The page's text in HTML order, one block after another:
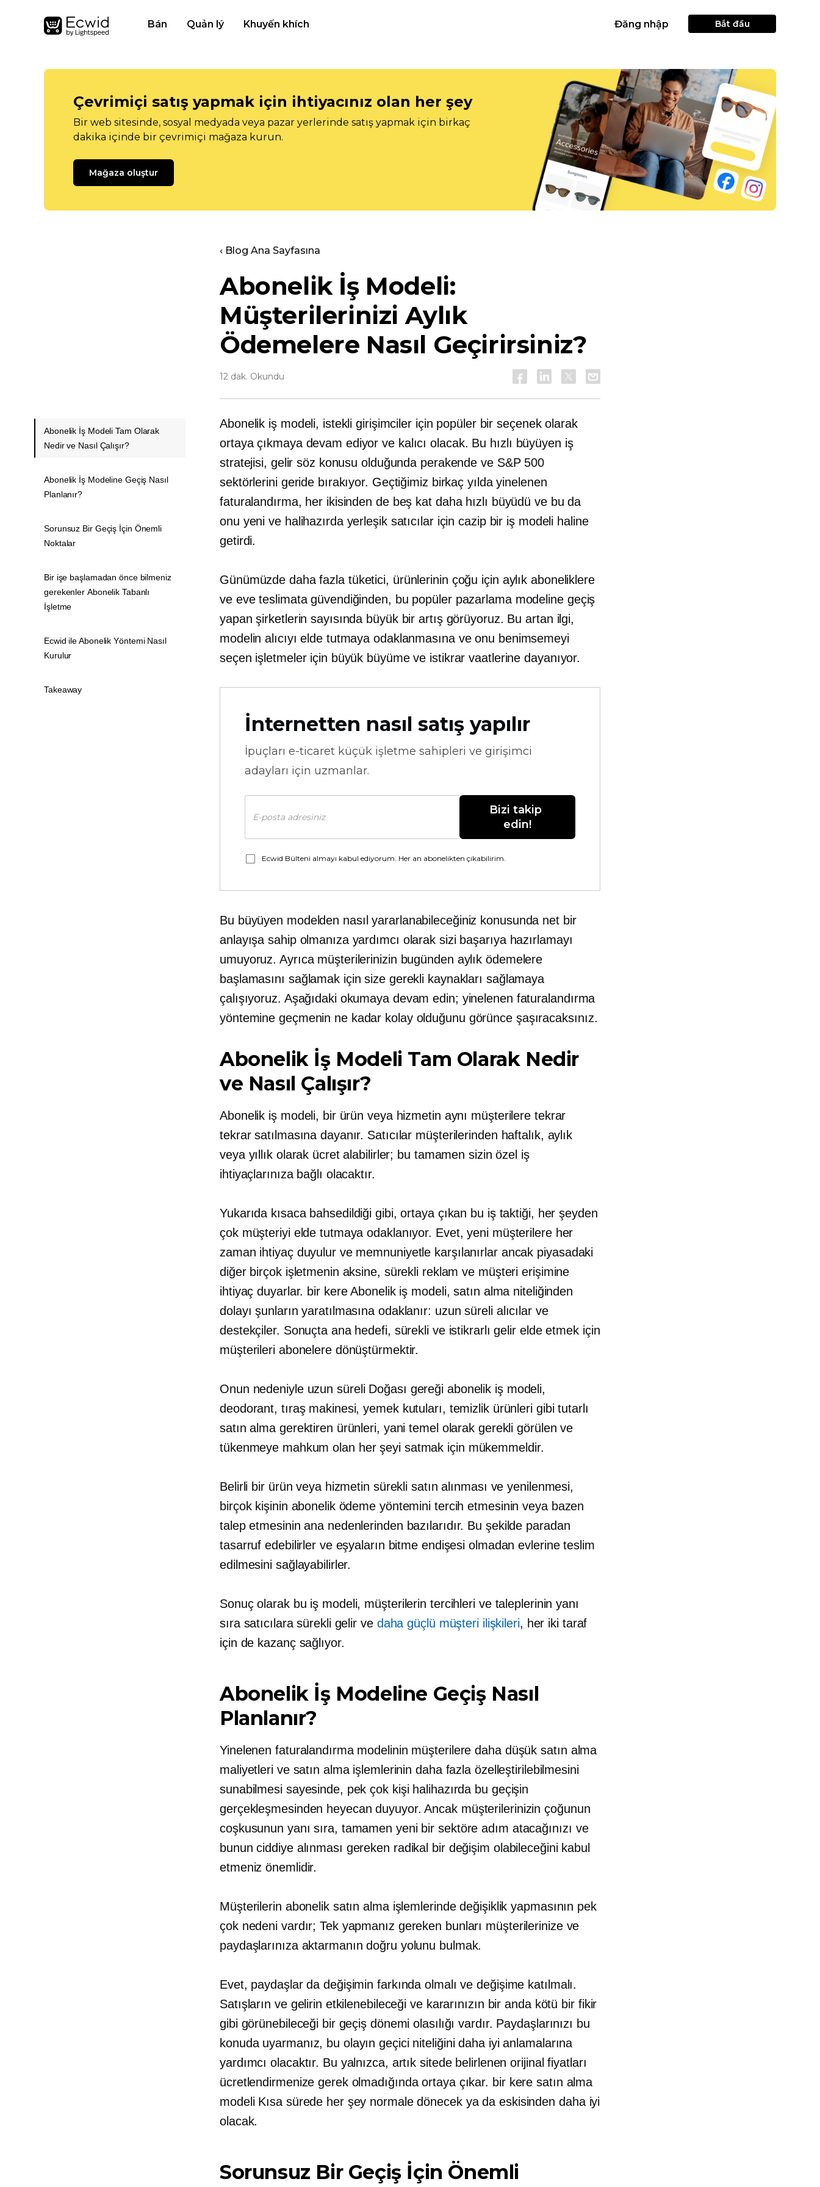
Bán Quản lý Khuyến khích Đăng nhập Bắt đầu
Çevrimiçi satış yapmak için ihtiyacınız olan her şey
Bir web sitesinde, sosyal medyada veya pazar yerlerinde satış yapmak için birkaç
dakika içinde bir çevrimiçi mağaza kurun.
Mağaza oluştur
‹ Blog Ana Sayfasına
Abonelik İş Modeli:
Müşterilerinizi Aylık
Ödemelere Nasıl Geçirirsiniz?
12 dak. Okundu
Abonelik iş modeli, istekli girişimciler için popüler bir seçenek olarak
ortaya çıkmaya devam ediyor ve kalıcı olacak. Bu hızlı büyüyen iş
stratejisi, gelir söz konusu olduğunda perakende ve S&P 500
sektörlerini geride bırakıyor. Geçtiğimiz birkaç yılda yinelenen
faturalandırma, her ikisinden de beş kat daha hızlı büyüdü ve bu da
onu yeni ve halihazırda yerleşik satıcılar için cazip bir iş modeli haline
getirdi.
Günümüzde daha fazla tüketici, ürünlerinin çoğu için aylık aboneliklere
ve eve teslimata güvendiğinden, bu popüler pazarlama modeline geçiş
yapan şirketlerin sayısında büyük bir artış görüyoruz. Bu artan ilgi,
modelin alıcıyı elde tutmaya odaklanmasına ve onu benimsemeyi
seçen işletmeler için büyük büyüme ve istikrar vaatlerine dayanıyor.
İnternetten nasıl satış yapılır
İpuçları e-ticaret küçük işletme sahipleri ve girişimci
adayları için uzmanlar.
Bizi takip
edin!
Ecwid Bülteni almayı kabul ediyorum. Her an abonelikten çıkabilirim.
Bu büyüyen modelden nasıl yararlanabileceğiniz konusunda net bir
anlayışa sahip olmanıza yardımcı olarak sizi başarıya hazırlamayı
umuyoruz. Ayrıca müşterilerinizin bugünden aylık ödemelere
başlamasını sağlamak için size gerekli kaynakları sağlamaya
çalışıyoruz. Aşağıdaki okumaya devam edin; yinelenen faturalandırma
yöntemine geçmenin ne kadar kolay olduğunu görünce şaşıracaksınız.
Abonelik İş Modeli Tam Olarak Nedir
ve Nasıl Çalışır?
Abonelik iş modeli, bir ürün veya hizmetin aynı müşterilere tekrar
tekrar satılmasına dayanır. Satıcılar müşterilerinden haftalık, aylık
veya yıllık olarak ücret alabilirler; bu tamamen sizin özel iş
ihtiyaçlarınıza bağlı olacaktır.
Yukarıda kısaca bahsedildiği gibi, ortaya çıkan bu iş taktiği, her şeyden
çok müşteriyi elde tutmaya odaklanıyor. Evet, yeni müşterilere her
zaman ihtiyaç duyulur ve memnuniyetle karşılanırlar ancak piyasadaki
diğer birçok işletmenin aksine, sürekli reklam ve müşteri erişimine
ihtiyaç duyarlar. bir kereAbonelik iş modeli, satın alma niteliğinden
dolayı şunların yaratılmasına odaklanır: uzun sürelialıcılar ve
destekçiler. Sonuçta ana hedefi, sürekli ve istikrarlı gelir elde etmek için
müşterileri abonelere dönüştürmektir.
Onun nedeniyle uzun süreliDoğası gereği abonelik iş modeli,
deodorant, tıraş makinesi, yemek kutuları, temizlik ürünleri gibi tutarlı
satın alma gerektiren ürünleri, yani temel olarak gerekli görülen ve
tükenmeye mahkum olan her şeyi satmak için mükemmeldir.
Belirli bir ürün veya hizmetin sürekli satın alınması ve yenilenmesi,
birçok kişinin abonelik ödeme yöntemini tercih etmesinin veya bazen
talep etmesinin ana nedenlerinden bazılarıdır. Bu şekilde paradan
tasarruf edebilirler ve eşyaların bitme endişesi olmadan evlerine teslim
edilmesini sağlayabilirler.
Sonuç olarak bu iş modeli, müşterilerin tercihleri ​​ve taleplerinin yanı
sıra satıcılara sürekli gelir ve daha güçlü müşteri ilişkileri, her iki taraf
için de kazanç sağlıyor.
Abonelik İş Modeline Geçiş Nasıl
Planlanır?
Yinelenen faturalandırma modelinin müşterilere daha düşük satın alma
maliyetleri ve satın alma işlemlerinin daha fazla özelleştirilebilmesini
sunabilmesi sayesinde, pek çok kişi halihazırda bu geçişin
gerçekleşmesinden heyecan duyuyor. Ancak müşterilerinizin çoğunun
coşkusunun yanı sıra, tamamen yeni bir sektöre adım atacağınızı ve
bunun ciddiye alınması gereken radikal bir değişim olabileceğini kabul
etmeniz önemlidir.
Müşterilerin abonelik satın alma işlemlerinde değişiklik yapmasının pek
çok nedeni vardır; Tek yapmanız gereken bunları müşterilerinize ve
paydaşlarınıza aktarmanın doğru yolunu bulmak.
Evet, paydaşlar da değişimin farkında olmalı ve değişime katılmalı.
Satışların ve gelirin etkilenebileceği ve kararınızın bir anda kötü bir fikir
gibi görünebileceği bir geçiş dönemi olasılığı vardır. Paydaşlarınızı bu
konuda uyarmanız, bu olayın geçici niteliğini daha iyi anlamalarına
yardımcı olacaktır. Bu yalnızca, artık sitede belirlenen orijinal fiyatları
ücretlendirmenize gerek olmadığında ortaya çıkar. bir kere satın alma
modeli Kısa sürede her şey normale dönecek ya da eskisinden daha iyi
olacak.
Sorunsuz Bir Geçiş İçin Önemli
Abonelik İş Modeli Tam Olarak
Nedir ve Nasıl Çalışır?
Abonelik İş Modeline Geçiş Nasıl
Planlanır?
Sorunsuz Bir Geçiş İçin Önemli
Noktalar
Bir işe başlamadan önce bilmeniz
gerekenler Abonelik Tabanlı
İşletme
Ecwid ile Abonelik Yöntemi Nasıl
Kurulur
Takeaway